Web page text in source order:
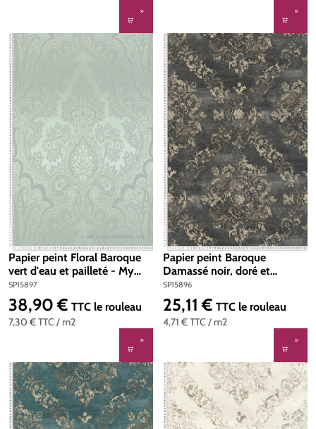
Papier peint Floral Baroque
vert d'eau et pailleté - My
Home My Spa d'A.S. Création
| Réf. SP15897
SP15897
7,30 €TTC / m2
Prix régulier :
38,90 € TTC le rouleau
Papier peint Baroque
Damassé noir, doré et
pailleté - My Home My Spa
d'A.S. Création | Réf.
SP15896
SP15896
4,71 €TTC / m2
Prix régulier :
25,11 € TTC le rouleau